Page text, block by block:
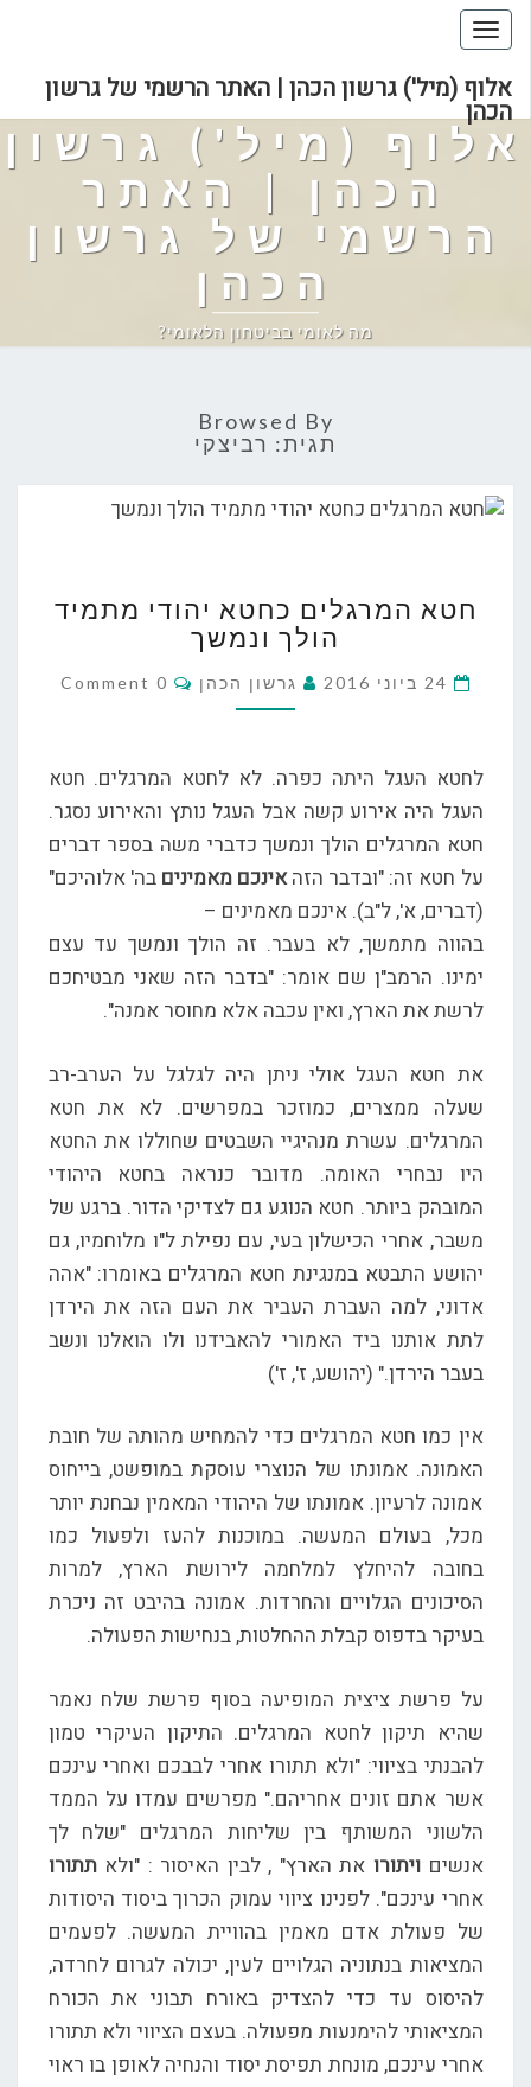
Toggle
navigation
אלוף (מיל') גרשון הכהן | האתר הרשמי של גרשון
הכהן
אלוף (מיל') גרשון
הכהן | האתר
הרשמי של גרשון
הכהן
מה לאומי בביטחון הלאומי?
Browsed By
תגית: רביצקי
המרגלים
כחטא
מתמיד
חטא המרגלים כחטא יהודי מתמיד
הולך ונמשך
24 ביוני 2016 גרשון הכהן Comments
0 Comment
לחטא העגל היתה כפרה. לא לחטא המרגלים. חטא
העגל היה אירוע קשה אבל העגל נותץ והאירוע נסגר.
חטא המרגלים הולך ונמשך כדברי משה בספר דברים
על חטא זה: "ובדבר הזהאינכם מאמינים בה' אלוהיכם"
(דברים, א', ל"ב). אינכם מאמינים –
בהווה מתמשך, לא בעבר. זה הולך ונמשך עד עצם
ימינו. הרמב"ן שם אומר: "בדבר הזה שאני מבטיחכם
לרשת את הארץ, ואין עכבה אלא מחוסר אמנה".
את חטא העגל אולי ניתן היה לגלגל על הערב-רב
שעלה ממצרים, כמוזכר במפרשים. לא את חטא
המרגלים. עשרת מנהיגיי השבטים שחוללו את החטא
היו נבחרי האומה. מדובר כנראה בחטא היהודי
המובהק ביותר. חטא הנוגע גם לצדיקי הדור. ברגע של
משבר, אחרי הכישלון בעי, עם נפילת ל"ו מלוחמיו, גם
יהושע התבטא במנגינת חטא המרגלים באומרו: "אהה
אדוני, למה העברת העביר את העם הזה את הירדן
לתת אותנו ביד האמורי להאבידנו ולו הואלנו ונשב
בעבר הירדן." (יהושע, ז', ז')
אין כמו חטא המרגלים כדי להמחיש מהותה של חובת
האמונה. אמונתו של הנוצרי עוסקת במופשט, בייחוס
אמונה לרעיון. אמונתו של היהודי המאמין נבחנת יותר
מכל, בעולם המעשה. במוכנות להעז ולפעול כמו
בחובה להיחלץ למלחמה לירושת הארץ, למרות
הסיכונים הגלויים והחרדות. אמונה בהיבט זה ניכרת
בעיקר בדפוס קבלת ההחלטות, בנחישות הפעולה.
על פרשת ציצית המופיעה בסוף פרשת שלח נאמר
שהיא תיקון לחטא המרגלים. התיקון העיקרי טמון
להבנתי בציווי: "ולא תתורו אחרי לבבכם ואחרי עינכם
אשר אתם זונים אחריהם." מפרשים עמדו על הממד
הלשוני המשותף בין שליחות המרגלים "שלח לך
אנשים ויתורו את הארץ" , לבין האיסור : "ולא תתורו
אחרי עינכם". לפנינו ציווי עמוק הכרוך ביסוד היסודות
של פעולת אדם מאמין בהוויית המעשה. לפעמים
המציאות בנתוניה הגלויים לעין, יכולה לגרום לחרדה,
להיסוס עד כדי להצדיק באורח תבוני את הכורח
המציאותי להימנעות מפעולה. בעצם הציווי ולא תתורו
אחרי עינכם, מונחת תפיסת יסוד והנחיה לאופן בו ראוי